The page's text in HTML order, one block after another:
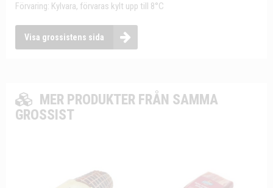
Förvaring: Kylvara, förvaras kylt upp till 8°C
Visa grossistens sida
MER PRODUKTER FRÅN SAMMA
GROSSIST